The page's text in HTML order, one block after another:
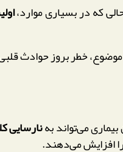
که در بسیاری موارد،
خطر بروز حوادث
می‌تواند بهنارسایی
افزایش می‌دهند.